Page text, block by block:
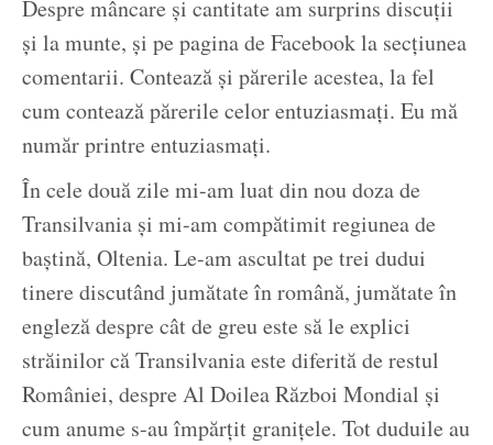
Despre mâncare și cantitate am surprins discuții
și la munte, și pe pagina de Facebook la secțiunea
comentarii. Contează și părerile acestea, la fel
cum contează părerile celor entuziasmați. Eu mă
număr printre entuziasmați.
În cele două zile mi-am luat din nou doza de
Transilvania și mi-am compătimit regiunea de
baștină, Oltenia. Le-am ascultat pe trei dudui
tinere discutând jumătate în română, jumătate în
engleză despre cât de greu este să le explici
străinilor că Transilvania este diferită de restul
României, despre Al Doilea Război Mondial și
cum anume s-au împărțit granițele. Tot duduile au